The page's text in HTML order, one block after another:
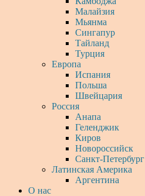
Малайзия
Мьянма
Сингапур
Тайланд
Турция
Европа
Испания
Польша
Швейцария
Россия
Анапа
Геленджик
Киров
Новороссийск
Санкт-Петербург
Латинская Америка
Аргентина
О нас